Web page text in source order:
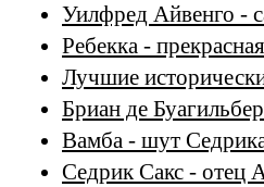
Уилфред Айвенго -
Ребекка -
Лучшие
Бриан де
Вамба - шут
Седрик Сакс - отец